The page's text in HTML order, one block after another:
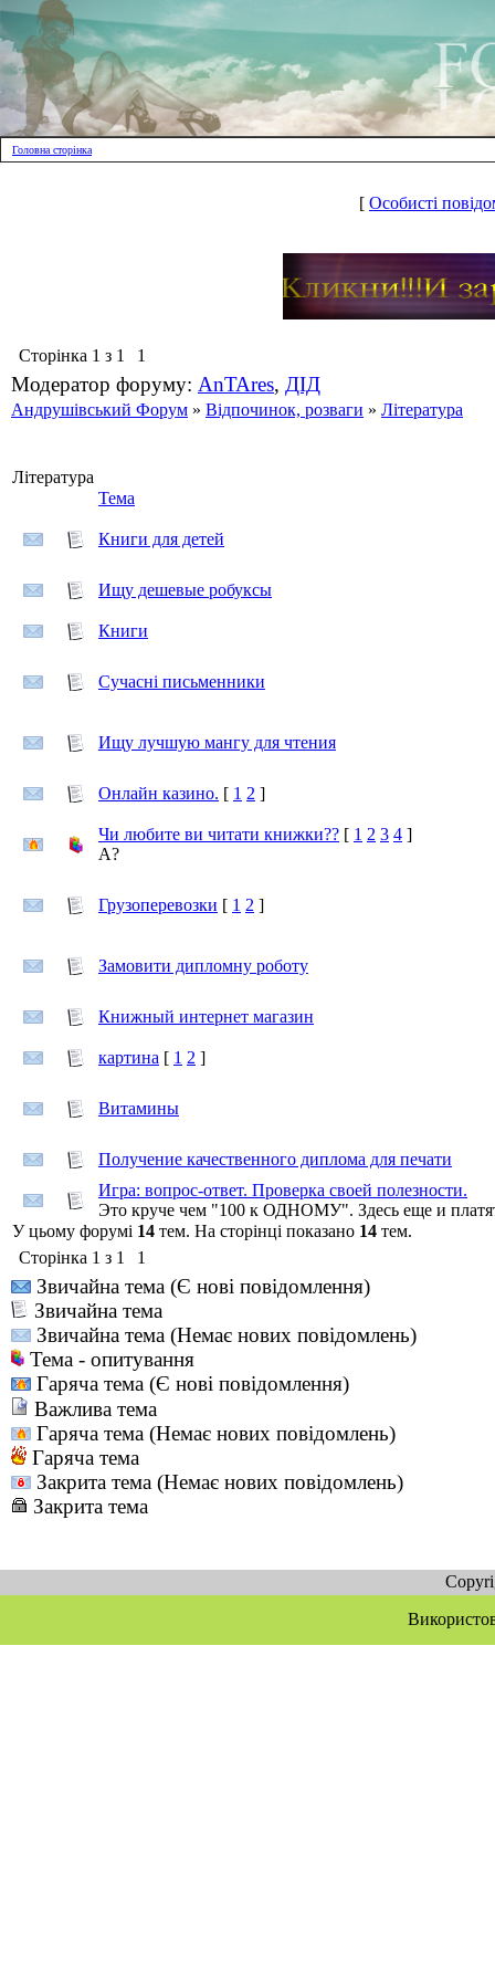
Головна сторінка
[ Особисті
Сторінка 1 з 1 1
Модератор форуму: AnTAres, ДІД
Андрушівський Форум » Відпочинок, розваги » Література
Література
Тема
Книги для детей
Ищу дешевые робуксы
Книги
Сучасні письменники
Ищу лучшую мангу для чтения
Онлайн казино. [ 1 2 ]
Чи любите ви читати книжки?? [ 1 2 3 4 ]
А?
Грузоперевозки [ 1 2 ]
Замовити дипломну роботу
Книжный интернет магазин
картина [ 1 2 ]
Витамины
Получение качественного диплома для печати
Игра: вопрос-ответ. Проверка своей полезности.
Это круче чем "100 к ОДНОМУ". Здесь еще и
У цьому форумі 14 тем. На сторінці показано 14 тем.
Сторінка 1 з 1 1
Звичайна тема (Є нові повідомлення)
Звичайна тема
Звичайна тема (Немає нових повідомлень)
Тема - опитування
Гаряча тема (Є нові повідомлення)
Важлива тема
Гаряча тема (Немає нових повідомлень)
Гаряча тема
Закрита тема (Немає нових повідомлень)
Закрита тема